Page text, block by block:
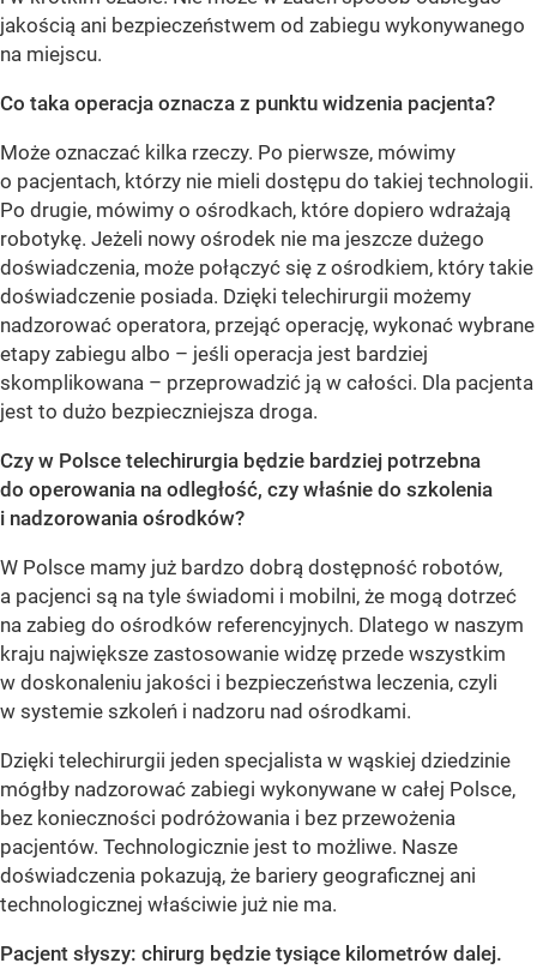
jakością ani bezpieczeństwem od zabiegu wykonywanego
na miejscu.
Co taka operacja oznacza z punktu widzenia pacjenta?
Może oznaczać kilka rzeczy. Po pierwsze, mówimy
o pacjentach, którzy nie mieli dostępu do takiej technologii.
Po drugie, mówimy o ośrodkach, które dopiero wdrażają
robotykę. Jeżeli nowy ośrodek nie ma jeszcze dużego
doświadczenia, może połączyć się z ośrodkiem, który takie
doświadczenie posiada. Dzięki telechirurgii możemy
nadzorować operatora, przejąć operację, wykonać wybrane
etapy zabiegu albo – jeśli operacja jest bardziej
skomplikowana – przeprowadzić ją w całości. Dla pacjenta
jest to dużo bezpieczniejsza droga.
Czy w Polsce telechirurgia będzie bardziej potrzebna
do operowania na odległość, czy właśnie do szkolenia
i nadzorowania ośrodków?
W Polsce mamy już bardzo dobrą dostępność robotów,
a pacjenci są na tyle świadomi i mobilni, że mogą dotrzeć
na zabieg do ośrodków referencyjnych. Dlatego w naszym
kraju największe zastosowanie widzę przede wszystkim
w doskonaleniu jakości i bezpieczeństwa leczenia, czyli
w systemie szkoleń i nadzoru nad ośrodkami.
Dzięki telechirurgii jeden specjalista w wąskiej dziedzinie
mógłby nadzorować zabiegi wykonywane w całej Polsce,
bez konieczności podróżowania i bez przewożenia
pacjentów. Technologicznie jest to możliwe. Nasze
doświadczenia pokazują, że bariery geograficznej ani
technologicznej właściwie już nie ma.
Pacjent słyszy: chirurg będzie tysiące kilometrów dalej.